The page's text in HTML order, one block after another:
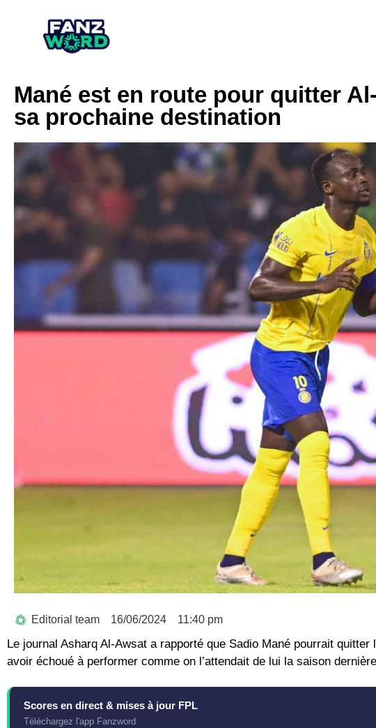
Mané est en route pour quitter
sa prochaine destination
Editorial team 16/06/2024 11:40 pm
Le journal Asharq Al-Awsat a rapporté que Sadio Mané pourrait
avoir échoué à performer comme on l’attendait de lui la saison
Scores en direct & mises à jour FPL
Téléchargez l'app Fanzword